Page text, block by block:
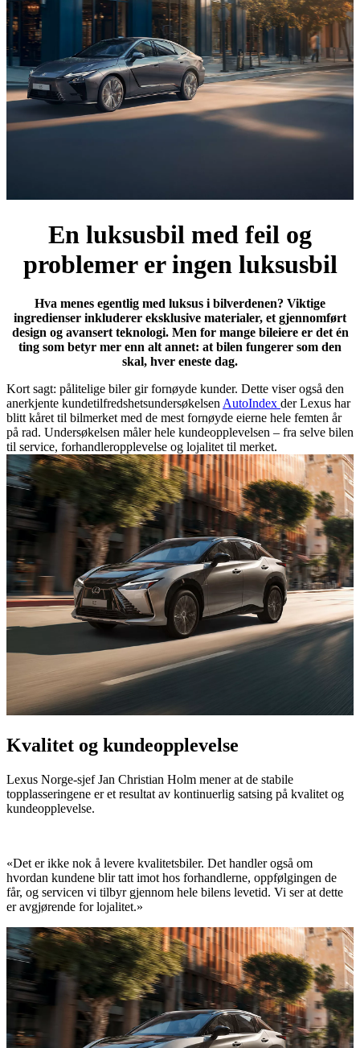
En luksusbil med feil og
problemer er ingen luksusbil
Hva menes egentlig med luksus i bilverdenen? Viktige
ingredienser inkluderer eksklusive materialer, et gjennomført
design og avansert teknologi. Men for mange bileiere er det én
ting som betyr mer enn alt annet: at bilen fungerer som den
skal, hver eneste dag.
Kort sagt: pålitelige biler gir fornøyde kunder. Dette viser også den
anerkjente kundetilfredshetsundersøkelsenAutoIndex der Lexus har
blitt kåret til bilmerket med de mest fornøyde eierne hele femten år
på rad. Undersøkelsen måler hele kundeopplevelsen – fra selve bilen
til service, forhandleropplevelse og lojalitet til merket.
Kvalitet og kundeopplevelse
Lexus Norge-sjef Jan Christian Holm mener at de stabile
topplasseringene er et resultat av kontinuerlig satsing på kvalitet og
kundeopplevelse.
«Det er ikke nok å levere kvalitetsbiler. Det handler også om
hvordan kundene blir tatt imot hos forhandlerne, oppfølgingen de
får, og servicen vi tilbyr gjennom hele bilens levetid. Vi ser at dette
er avgjørende for lojalitet.»